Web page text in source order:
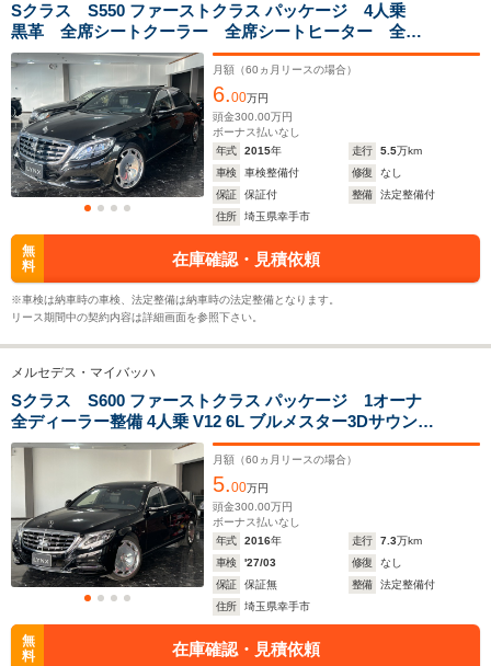
サイズ
WLTCモード
燃費
排気量
駆動方式
全幅
2.03m
5.21m
ホイールベース
-m
3982cc
4WD
全幅
2.04m
全長
5.14m
ホイールベース
4WD
5.72m
FR
Sクラス S550 ファーストクラス パッケージ 4人乗
黒革 全席シートクーラー 全席シートヒーター 全席
パワーシート リアエンター シャンパングラス ヘッ
ドホン パワーバックドア 360°カメラ パノラマサン
ルーフ 電動シェード レーダークルコン
月額（60 ヵ月リースの場合）
6.00万円
頭金300.00万円
ボーナス払いなし
年式
2015年 走行 5.5万km
車検
車検整備付 修復
なし
保証
保証付 整備
法定整備付
住所
埼玉県幸手市
無
料
在庫確認・見積依頼
※車検は納車時の車検、法定整備は納車時の法定整備となります。
リース期間中の契約内容は詳細画面を参照下さい。
メルセデス・マイバッハ
Sクラス S600 ファーストクラス パッケージ 1オーナ
全ディーラー整備 4人乗 V12 6L ブルメスター3Dサウンド
ファーストクラスPKG リアエンター クール&保温ボック
ス ナイトビューアシスト レーダークルコン 全席電動シー
ト 電動オットマン パノラマサンルー
月額（60 ヵ月リースの場合）
5.00万円
頭金300.00万円
ボーナス払いなし
年式
2016年 走行 7.3万km
車検
'27/03 修復
なし
保証
保証無 整備
法定整備付
住所
埼玉県幸手市
無
料
在庫確認・見積依頼